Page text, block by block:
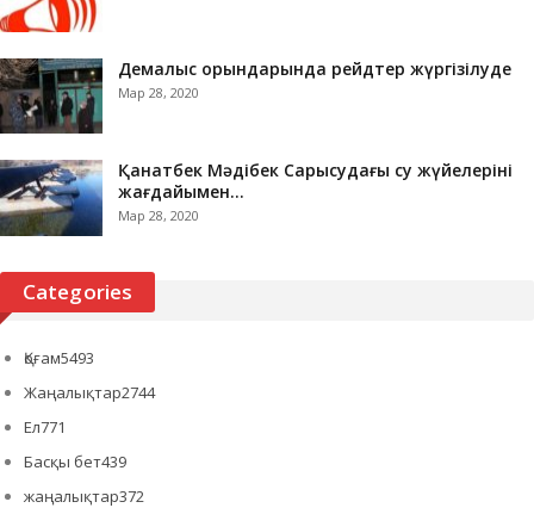
Демалыс орындарында рейдтер жүргізілуде
Мар 28, 2020
Қанатбек Мәдібек Сарысудағы су жүйелерінің
жағдайымен…
Мар 28, 2020
Categories
Қоғам5493
Жаңалықтар2744
Ел771
Басқы бет439
жаңалықтар372